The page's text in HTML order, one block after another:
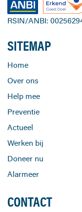
RSIN/ANBI:
SITEMAP
Home
Over ons
Help mee
Preventie
Actueel
Werken bij
Doneer nu
Alarmeer
CONTACT